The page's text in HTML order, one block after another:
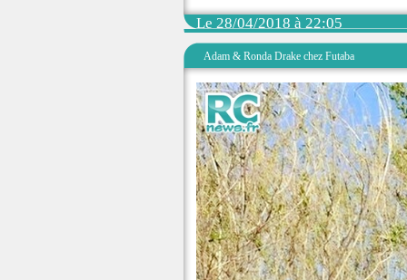
Le 28/04/2018 à 22:05
Adam & Ronda Drake chez Futaba